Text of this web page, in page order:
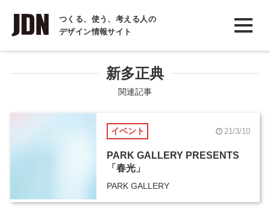
つくる、使う、考える人の
デザイン情報サイト
INTERVIEW
インタビュー
COLUMN
新多正典
関連記事
イベント 21/3/10
PARK GALLERY PRESENTS
「春光」
PARK GALLERY